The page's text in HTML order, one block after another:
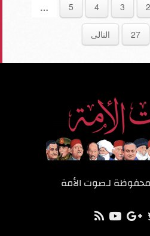
2
3
4
5
…
27 التالى
لـصوت الأمة